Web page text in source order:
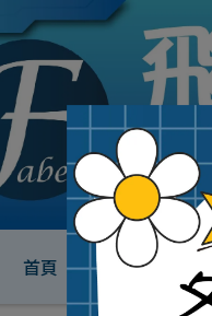
首頁 電競必備專區